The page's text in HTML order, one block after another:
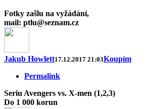
Fotky zašlu na vyžádání,
mail: ptlu@seznam.cz
Jakub Howlett17.12.2017 21:03Koupím
Permalink
Seriu Avengers vs. X-men (1,2,3)
Do 1 000 korun